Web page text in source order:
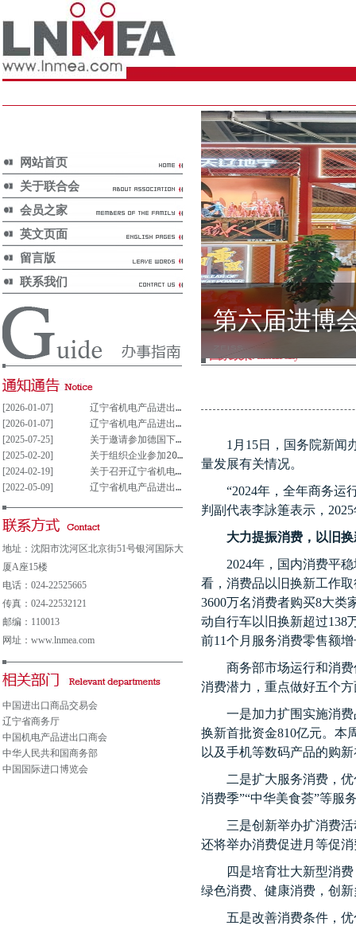
网站首页
关于联合会
会员之家
英文页面
留言版
联系我们
第六届进博
[2026-01-07]
辽宁省机电产品进出口企业联合会党支部参与重大事项决策管理制度(试行)
[2026-01-07]
辽宁省机电产品进出口企业联合会党组织参与决策重大事项清单(试行)
[2025-07-25]
关于邀请参加德国下萨克森州走进中德园活动暨德国汉诺威工业博览会说明会的通知
[2025-02-20]
关于组织企业参加2025年意大利博洛尼亚国际汽车保养、轮胎及维修展览会的通知
[2024-02-19]
关于召开辽宁省机电产品进出口企业 联合会第五届会员大会的通知
[2022-05-09]
辽宁省机电产品进出口企业联合会会费及其他收费公示表
地址：沈阳市沈河区北京街51号银河国际大
厦A座15楼
电话：024-22525665
传真：024-22532121
邮编：110013
网址：www.lnmea.com
中国进出口商品交易会
辽宁省商务厅
中国机电产品进出口商会
中华人民共和国商务部
中国国际进口博览会
National Policy
1 月 15日，国务院新闻
量发展有关情况。
“2024年，全年商务运
判副代表李詠箑表示， 2025
大力提振消费，以旧
2024年，国内消费平
看，消费品以旧换新工作
3600万名消费者购买8大类
动自行车以旧换新超过138
前11个月服务消费零售额增
商务部市场运行和消
消费潜力，重点做好五个
一是加力扩围实施消
换新首批资金810亿元。本
以及手机等数码产品的购
二是扩大服务消费，
消费季”“中华美食荟”等服
三是创新举办扩消费
还将举办消费促进月等促
四是培育壮大新型消
绿色消费、健康消费，创
五是改善消费条件，